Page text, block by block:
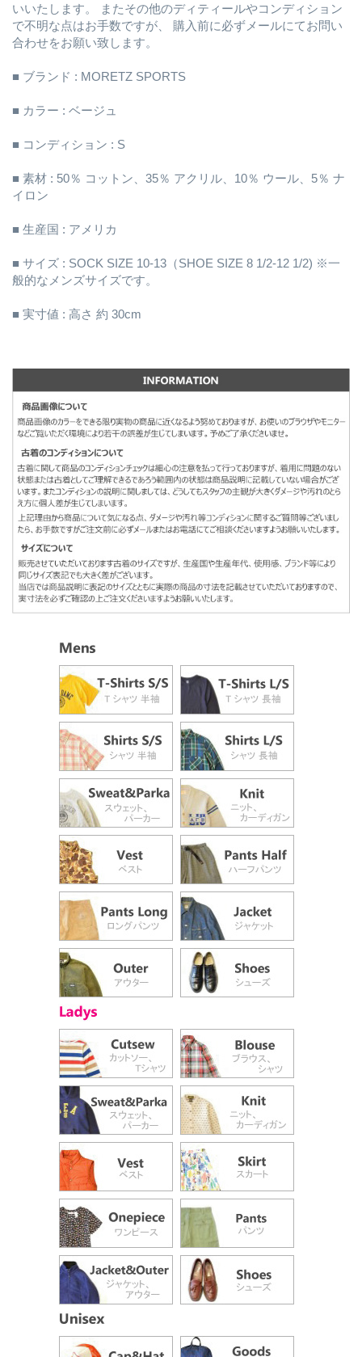
いいたします。 またその他のディティールやコンディション
で不明な点はお手数ですが、 購入前に必ずメールにてお問い
合わせをお願い致します。
■ ブランド : MORETZ SPORTS
■ カラー : ベージュ
■ コンディション : S
■ 素材 : 50％ コットン、35％ アクリル、10％ ウール、5％ ナ
イロン
■ 生産国 : アメリカ
■ サイズ : SOCK SIZE 10-13（SHOE SIZE 8 1/2-12 1/2) ※一
般的なメンズサイズです。
■ 実寸値 : 高さ 約 30cm